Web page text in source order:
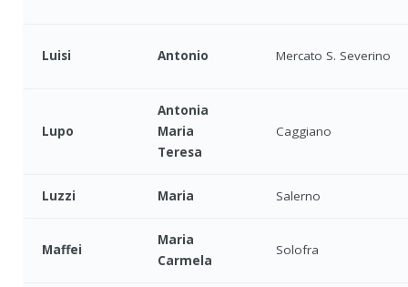
Luisi Antonio Mercato S. Severino
Lupo
Antonia
Maria
Teresa
Caggiano
Luzzi Maria Salerno
Maffei
Maria
Carmela
Solofra